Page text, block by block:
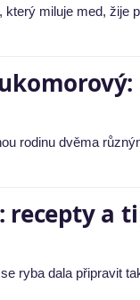
miluje med, žije
rodinu dvěma
recepty a
ryba dala připravit